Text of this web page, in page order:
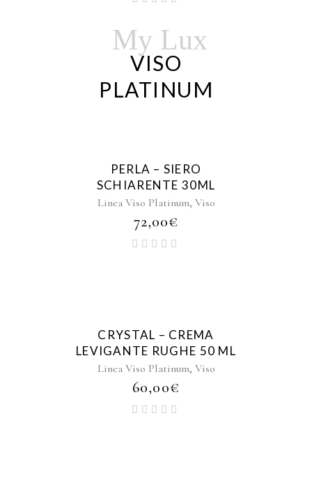
My Lux
VISO
PLATINUM
PERLA – SIERO
SCHIARENTE 30ML
Linea Viso Platinum, Viso
72,00€
CRYSTAL – CREMA
LEVIGANTE RUGHE 50 ML
Linea Viso Platinum, Viso
60,00€